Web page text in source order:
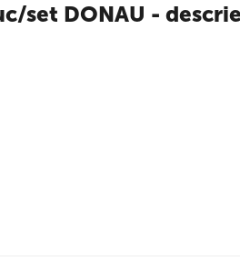
set DONAU -